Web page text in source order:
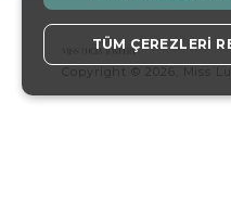
Copyright © 2026, Miss
TÜM ÇEREZLERI